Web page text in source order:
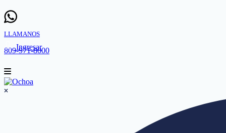
LLAMANOS
809-971-8000
Ingresar